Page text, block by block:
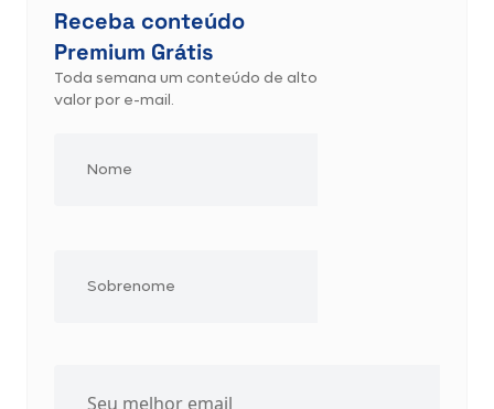
Receba conteúdo
Premium Grátis
Toda semana um conteúdo de alto
valor por e-mail.